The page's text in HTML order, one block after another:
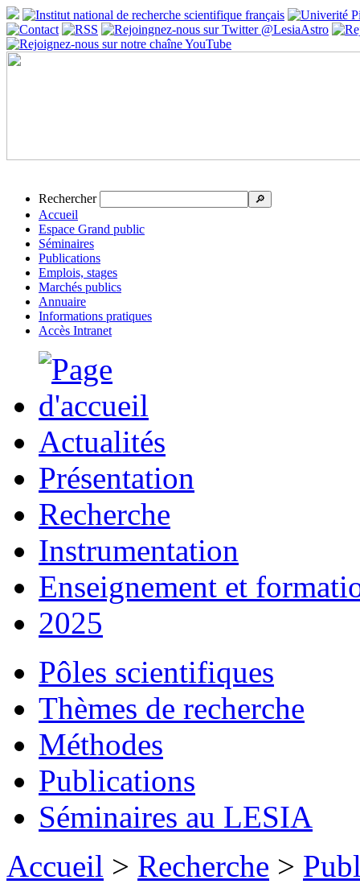
Rechercher 🔎
Accueil
Espace Grand public
Séminaires
Publications
Emplois, stages
Marchés publics
Annuaire
Informations pratiques
Accès Intranet
Actualités
Présentation
Recherche
Instrumentation
Enseignement et
2025
Pôles scientifiques
Thèmes de recherche
Méthodes
Publications
Séminaires au LESIA
Accueil > Recherche >